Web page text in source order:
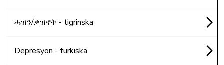
ሓዝን/ቃዝኖት - tigrinska
Depresyon - turkiska